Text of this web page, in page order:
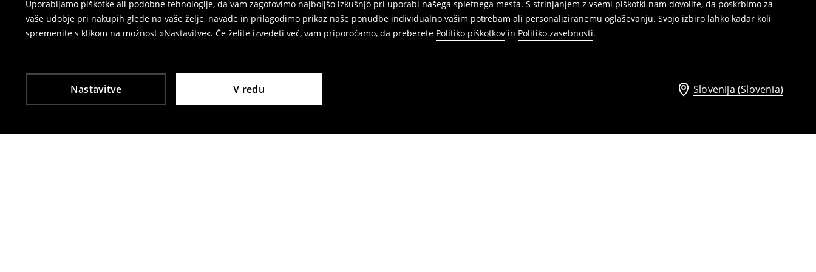
Uporabljamo piškotke ali podobne tehnologije, da vam zagotovimo najboljšo izkušnjo pri uporabi našega spletnega mesta. S strinjanjem z vsemi piškotki nam dovolite, da poskrbimo za
vaše udobje pri nakupih glede na vaše želje, navade in prilagodimo prikaz naše ponudbe individualno vašim potrebam ali personaliziranemu oglaševanju. Svojo izbiro lahko kadar koli
spremenite s klikom na možnost »Nastavitve«. Če želite izvedeti več, vam priporočamo, da preberete Politiko piškotkov in Politiko zasebnosti.
Nastavitve V redu Slovenija (Slovenia)